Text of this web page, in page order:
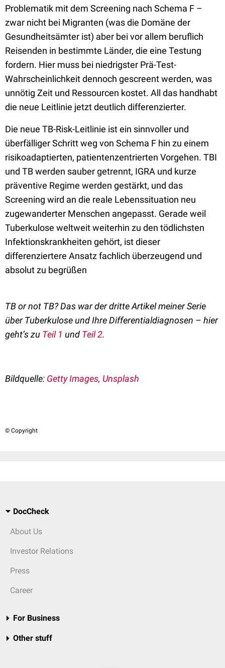
Problematik mit dem Screening nach Schema F –
zwar nicht bei Migranten (was die Domäne der
Gesundheitsämter ist) aber bei vor allem beruflich
Reisenden in bestimmte Länder, die eine Testung
fordern. Hier muss bei niedrigster Prä-Test-
Wahrscheinlichkeit dennoch gescreent werden, was
unnötig Zeit und Ressourcen kostet. All das handhabt
die neue Leitlinie jetzt deutlich differenzierter.
Die neue TB-Risk-Leitlinie ist ein sinnvoller und
überfälliger Schritt weg von Schema F hin zu einem
risikoadaptierten, patientenzentrierten Vorgehen. TBI
und TB werden sauber getrennt, IGRA und kurze
präventive Regime werden gestärkt, und das
Screening wird an die reale Lebenssituation neu
zugewanderter Menschen angepasst. Gerade weil
Tuberkulose weltweit weiterhin zu den tödlichsten
Infektionskrankheiten gehört, ist dieser
differenziertere Ansatz fachlich überzeugend und
absolut zu begrüßen
TB or not TB?Das war der dritte Artikel meinerSerie
über Tuberkulose und Ihre Differentialdiagnosen – hier
geht’s zu Teil 1 und Teil 2.
Bildquelle: Getty Images, Unsplash
© Copyright
DocCheck
About Us
Investor Relations
Press
Career
For Business
Other stuff